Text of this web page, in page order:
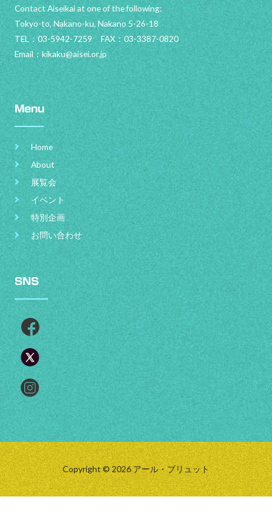
Contact Aiseikai at one of the following:
Tokyo-to, Nakano-ku, Nakano 5-26-18
TEL：03-5942-7259 FAX：03-3387-0820
Email： kikaku@aisei.or.jp
Menu
Home
About
展覧会
イベント
特別企画
お問い合わせ
SNS
Copyright © 2026 アール・ブリュット